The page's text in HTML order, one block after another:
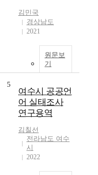
김민국
경상남도
2021
원문보
기
5
여수시 공공언
어 실태조사
연구용역
김칠선
전라남도 여수
시
2022